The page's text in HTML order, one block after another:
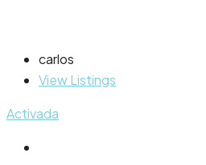
carlos
View Listings
Activada